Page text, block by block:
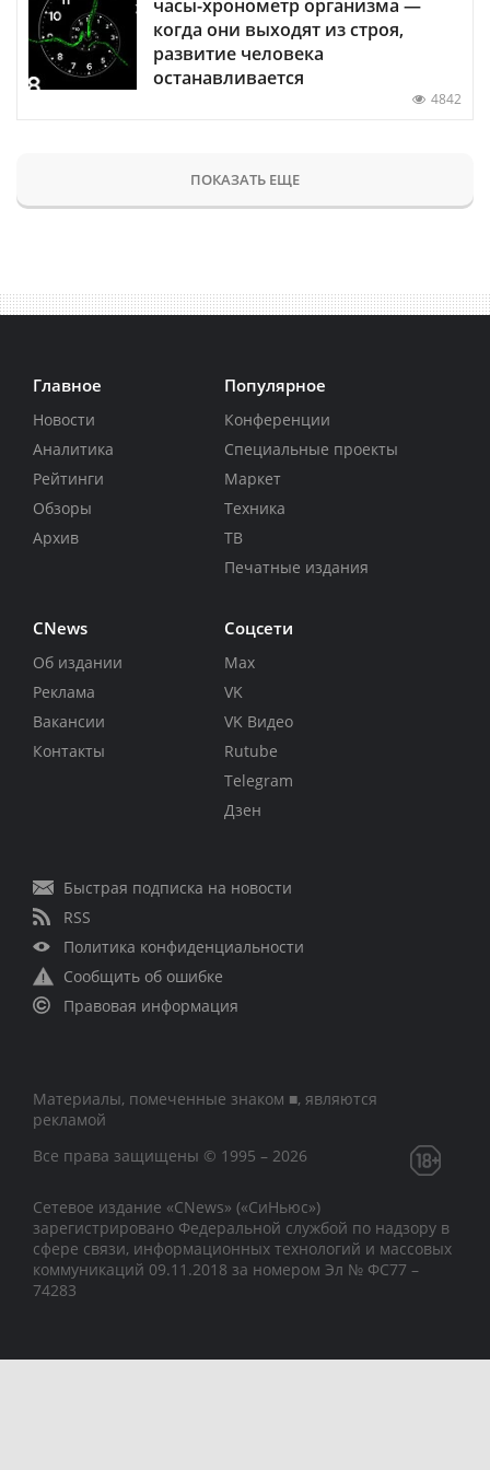
часы-хронометр организма —
когда они выходят из строя,
развитие человека
останавливается
4842
ПОКАЗАТЬ ЕЩЕ
Главное
Новости
Аналитика
Рейтинги
Обзоры
Архив
Популярное
Конференции
Специальные проекты
Маркет
Техника
ТВ
Печатные издания
CNews
Об издании
Реклама
Вакансии
Контакты
Соцсети
Max
VK
VK Видео
Rutube
Telegram
Дзен
Быстрая подписка на новости
RSS
Политика конфиденциальности
Сообщить об ошибке
Правовая информация
Материалы, помеченные знаком ■, являются
рекламой
Все права защищены © 1995 – 2026
Сетевое издание «CNews» («СиНьюс»)
зарегистрировано Федеральной службой по надзору в
сфере связи, информационных технологий и массовых
коммуникаций 09.11.2018 за номером Эл № ФС77 –
74283